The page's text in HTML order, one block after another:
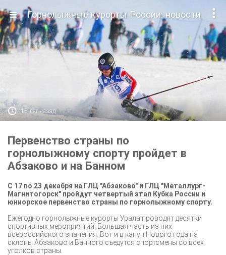

Горнолыжные курорты России: новости
 15 лет назад
Первенство страны по
горнолыжному спорту пройдет в
Абзаково и на Банном
С 17 по 23 декабря на ГЛЦ "Абзаково" и ГЛЦ "Металлург-
Магнитогорск" пройдут четвертый этап Кубка России и
юниорское первенство страны по горнолыжному спорту.
Ежегодно горнолыжные курорты Урала проводят десятки
спортивных мероприятий. Большая часть из них
всероссийского значения. Вот и в канун Нового года на
склоны Абзаково и Банного съедутся спортсмены со всех
уголков страны.